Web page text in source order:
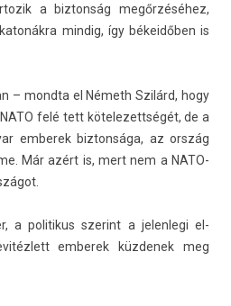
a bi­zton­ság megőrzéséhez,
min­dig, így békeidőben is
– mondta el Németh Szilárd, hogy
felé tett kötelezettségét, de a
em­berek bi­zton­sága, az ország
Már azért is, mert nem a NATO-
a politikus szerint a jelen­legi el­
em­berek küz­denek meg